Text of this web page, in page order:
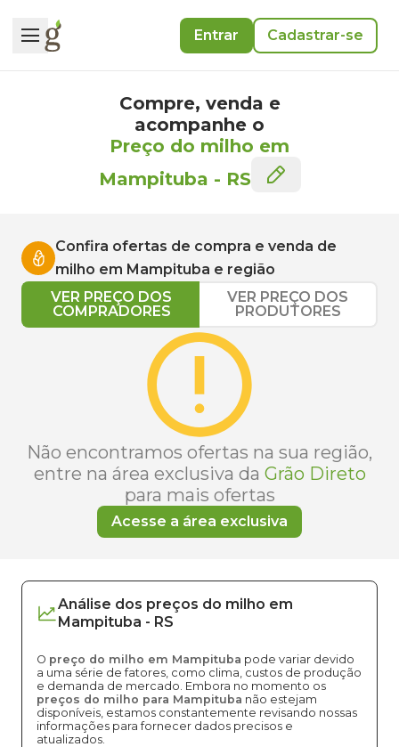
Entrar Cadastrar-se
Compre, venda e
acompanhe o
Preço do milho em
Mampituba - RS
Confira ofertas de compra e venda de
milho em Mampituba e região
VER PREÇO DOS
COMPRADORES
VER PREÇO DOS
PRODUTORES
Não encontramos ofertas na sua região,
entre na área exclusiva da Grão Direto
para mais ofertas
Acesse a área exclusiva
Análise dos preços do milho em
Mampituba - RS
O preço do milho em Mampituba pode variar devido
a uma série de fatores, como clima, custos de produção
e demanda de mercado. Embora no momento os
preços do milho para Mampituba não estejam
disponíveis, estamos constantemente revisando nossas
informações para fornecer dados precisos e
atualizados.